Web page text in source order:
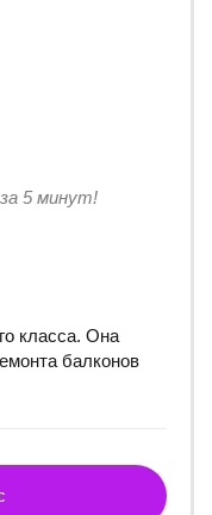
5 минут!
класса. Она
балконов